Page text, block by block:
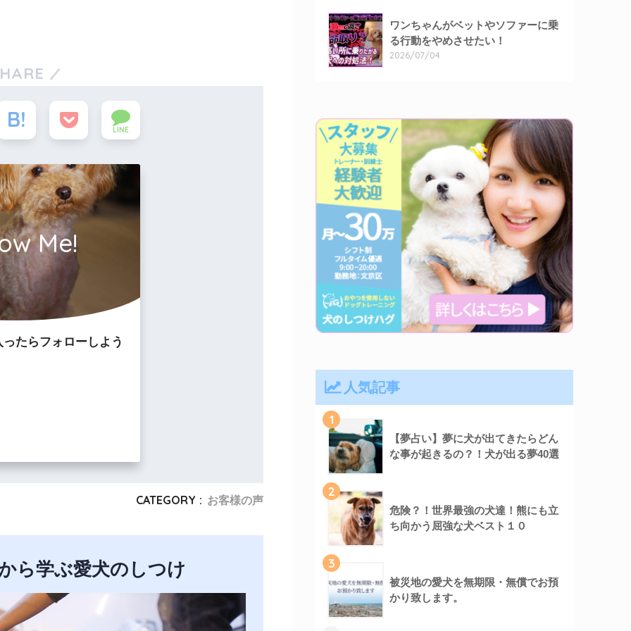
LINE
Me!
たらフォローしよう
CATEGORY : お客様の声
ら学ぶ愛犬のしつけ
ワンちゃんがベットやソファーに乗
る行動をやめさせたい！
2026/07/04
人気記事
1
【夢占い】夢に犬が出てきたらどん
な事が起きるの？！犬が出る夢40選
2
危険？！世界最強の犬達！熊にも立
ち向かう屈強な犬ベスト１０
3
被災地の愛犬を無期限・無償でお預
かり致します。